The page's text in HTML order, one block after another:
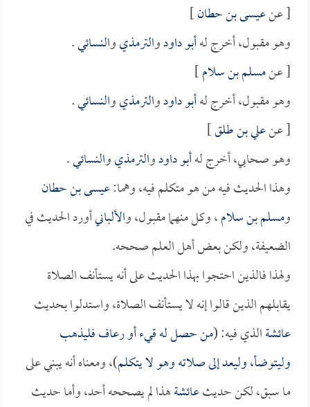
[ عنعيسى بن حطان]
وهو مقبول، أخرج لهأبو داودوالترمذيوالنسائي.
[ عنمسلم بن سلام]
وهو مقبول، أخرج لهأبو داودوالترمذيوالنسائي.
[ عنعلي بن طلق]
وهو صحابي، أخرج لهأبو داودوالترمذيوالنسائي.
وهذا الحديث فيه من هو متكلم فيه، وهما:عيسى بن حطان
ومسلم بن سلام، وكل منهما مقبول، والألبانيأورد الحديث في
الضعيفة، ولكن بعض أهل العلم صححه.
ولهذا فالذين احتجوا بهذا الحديث على أنه يستأنف الصلاة
يقابلهم الذين قالوا إنه لا يستأنف الصلاة، واستدلوا بحديث
عائشةالذي فيه: (من حصل له قيء أو رعاف فليذهب
وليتوضأ، وليعد إلى صلاته وهو لا يتكلم)، ومعناه أنه يبني على
ما سبق، لكن حديثعائشةهذا لم يصححه أحد، وأما حديث